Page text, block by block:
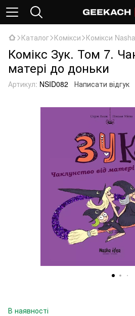
Каталог Комікси Комікси
Комікс Зук. Том 7.
матері до доньки
Артикул: NSID082 Написати відгук
В наявності